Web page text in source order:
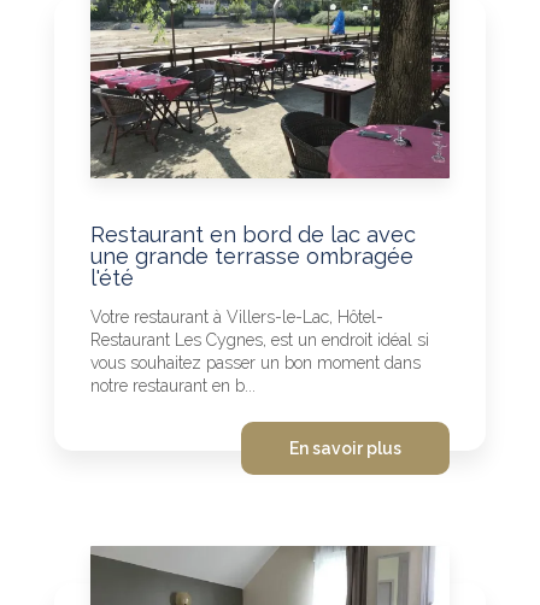
Restaurant en bord de lac avec
une grande terrasse ombragée
l'été
Votre restaurant à Villers-le-Lac, Hôtel-
Restaurant Les Cygnes, est un endroit idéal si
vous souhaitez passer un bon moment dans
notre restaurant en b...
En savoir plus